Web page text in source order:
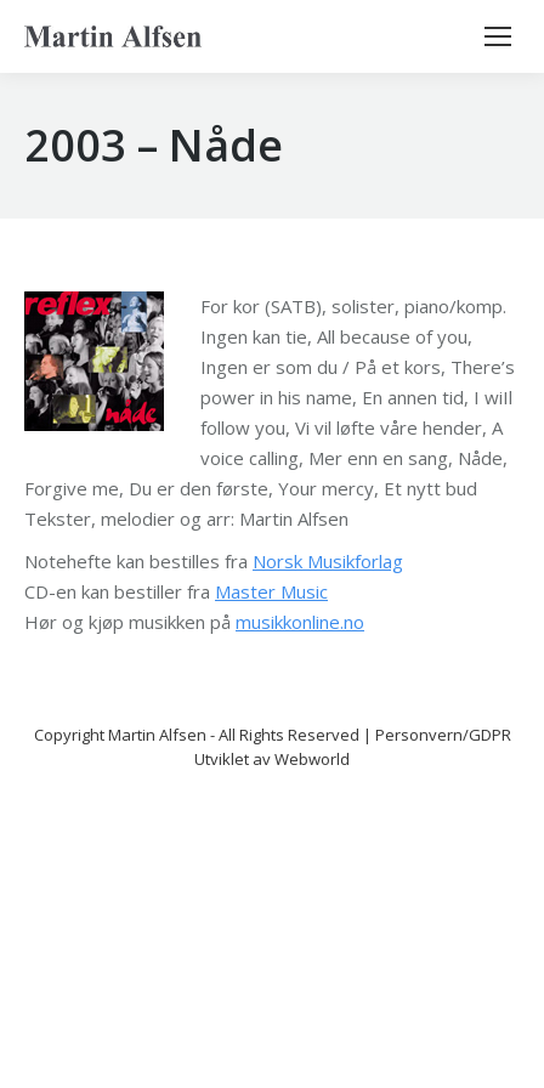
Search:
2003 – Nåde
For kor (SATB), solister, piano/komp.
Ingen kan tie, All because of you,
Ingen er som du / På et kors, There’s
power in his name, En annen tid, I wiIl
follow you, Vi vil løfte våre hender, A
voice calling, Mer enn en sang, Nåde,
Forgive me, Du er den første, Your mercy, Et nytt bud
Tekster, melodier og arr: Martin Alfsen
Notehefte kan bestilles fra Norsk Musikforlag
CD-en kan bestiller fra Master Music
Hør og kjøp musikken på musikkonline.no
CopyrightMartin Alfsen - All Rights Reserved | Personvern/GDPR
Utviklet avWebworld